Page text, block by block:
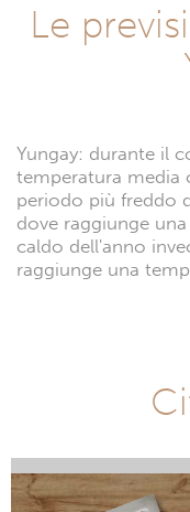
Le
Yungay: durante il
temperatura media
periodo più freddo
dove raggiunge
caldo dell'anno
raggiunge una